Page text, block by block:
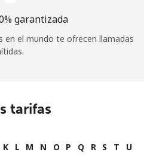
garantizada
en el mundo te ofrecen llamadas
tarifas
K L M N O P Q R S T
U